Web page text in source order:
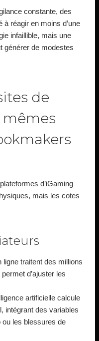
constante, des
réagir en moins d’une
infaillible, mais une
générer de modestes
de
d’iGaming
mais les cotes
traitent des millions
d’ajuster les
artificielle calcule
intégrant des variables
les blessures de